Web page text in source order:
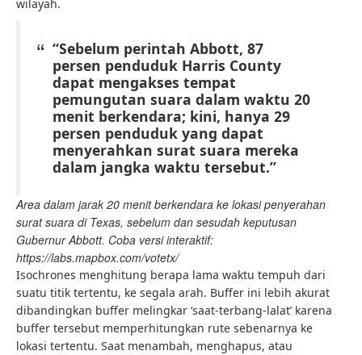
wilayah.
“Sebelum perintah Abbott, 87
persen penduduk Harris County
dapat mengakses tempat
pemungutan suara dalam waktu 20
menit berkendara; kini, hanya 29
persen penduduk yang dapat
menyerahkan surat suara mereka
dalam jangka waktu tersebut.”
Area dalam jarak 20 menit berkendara ke lokasi penyerahan
surat suara di Texas, sebelum dan sesudah keputusan
Gubernur Abbott. Coba versi interaktif:
https://labs.mapbox.com/votetx/
Isochrones menghitung berapa lama waktu tempuh dari
suatu titik tertentu, ke segala arah. Buffer ini lebih akurat
dibandingkan buffer melingkar ‘saat-terbang-lalat’ karena
buffer tersebut memperhitungkan rute sebenarnya ke
lokasi tertentu. Saat menambah, menghapus, atau